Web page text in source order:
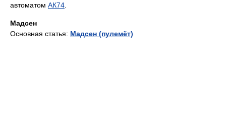
автоматом АК74
Мадсен
Основная статья: Мадсен (пулемёт)